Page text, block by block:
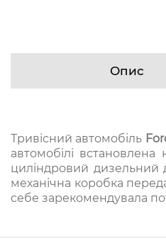
Опис
Тривісний автомобіль
автомобілі
циліндровий дизельний
механічна коробка
себе зарекомендувала